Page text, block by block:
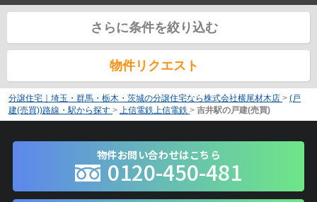
さらに条件を絞り込む
物件リクエスト
分譲住宅｜埼玉・群馬・栃木・茨城の分譲住宅なら株式会社横尾材木店 > (戸
建(売買))路線・駅から探す > 上信電鉄上信電鉄 > 吉井駅の戸建(売買)
物件お問い合わせはこちら
0120-450-481